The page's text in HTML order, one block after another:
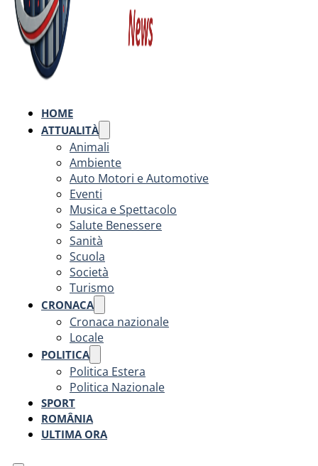
HOME
ATTUALITÀ
Animali
Ambiente
Auto Motori e Automotive
Eventi
Musica e Spettacolo
Salute Benessere
Sanità
Scuola
Società
Turismo
CRONACA
Cronaca nazionale
Locale
POLITICA
Politica Estera
Politica Nazionale
SPORT
ROMÂNIA
ULTIMA ORA